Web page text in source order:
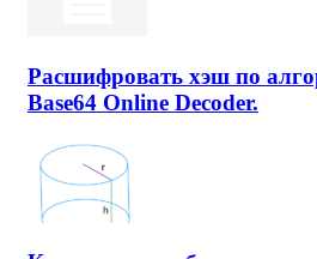
Расшифровать хэш по
Base64 Online Decoder.